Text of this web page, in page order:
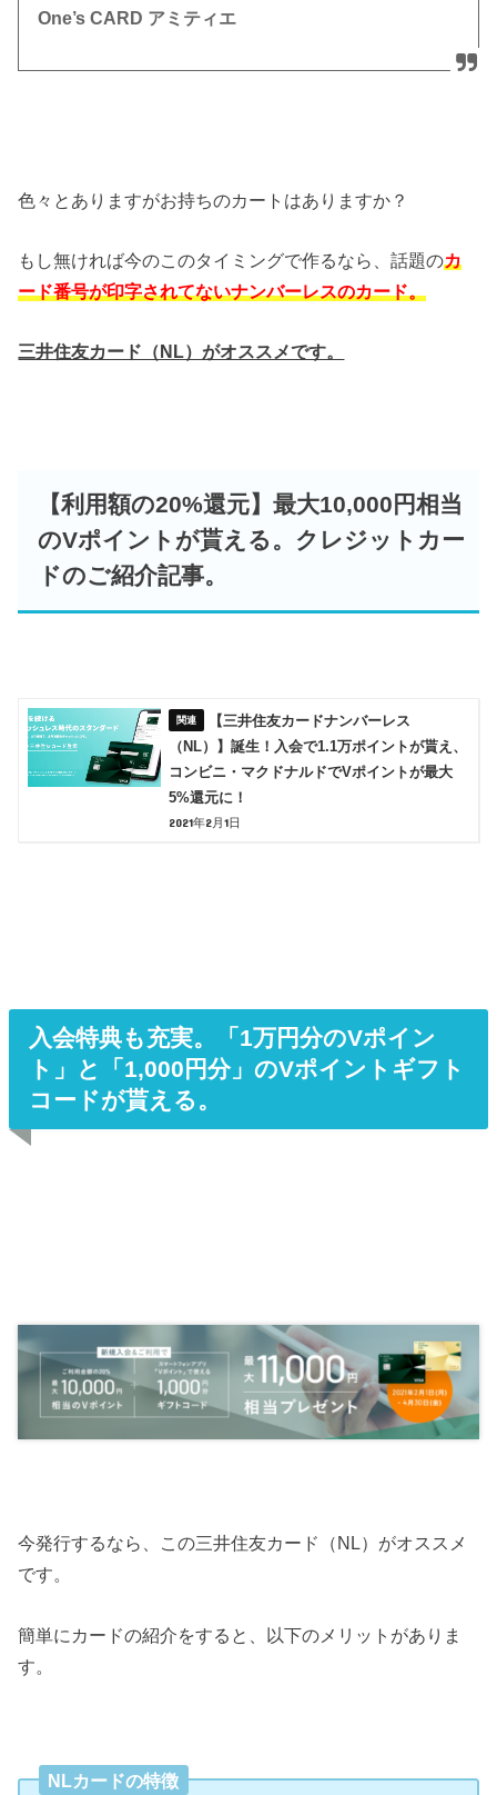
One’s CARD アミティエ
色々とありますがお持ちのカートはありますか？
もし無ければ今のこのタイミングで作るなら、話題のカ
ード番号が印字されてないナンバーレスのカード。
三井住友カード（NL）がオススメです。
【利用額の20%還元】最大10,000円相当
のVポイントが貰える。クレジットカー
ドのご紹介記事。
【三井住友カードナンバーレス
（NL）】誕生！入会で1.1万ポイントが貰え、
コンビニ・マクドナルドでVポイントが最大
5%還元に！
2021年2月1日
入会特典も充実。「1万円分のVポイン
ト」と「1,000円分」のVポイントギフト
コードが貰える。
今発行するなら、この三井住友カード（NL）がオススメ
です。
簡単にカードの紹介をすると、以下のメリットがありま
す。
NLカードの特徴